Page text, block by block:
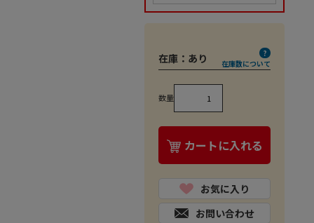
在庫： あり 在庫数について
数量
カートに入れる
お気に入り
お問い合わせ